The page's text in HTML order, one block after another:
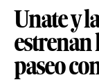
Unate y
estrenan
paseo